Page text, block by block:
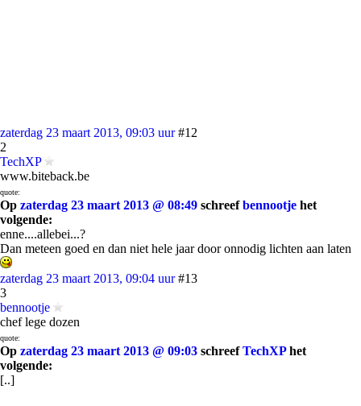
zaterdag 23 maart 2013, 09:03 uur #12
2
TechXP
www.biteback.be
quote:
Op zaterdag 23 maart 2013 @ 08:49 schreefbennootje het
volgende:
enne....allebei...?
Dan meteen goed en dan niet hele jaar door onnodig lichten aan laten
zaterdag 23 maart 2013, 09:04 uur #13
3
bennootje
chef lege dozen
quote:
Op zaterdag 23 maart 2013 @ 09:03 schreefTechXPhet
volgende:
[..]